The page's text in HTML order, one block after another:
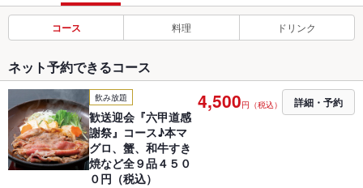
コース 料理 ドリンク
ネット予約できるコース
飲み放題
歓送迎会『六甲道感
謝祭』コース♪本マ
グロ、蟹、和牛すき
焼など全９品４５０
０円（税込）
4,500円（税込） 詳細・予約